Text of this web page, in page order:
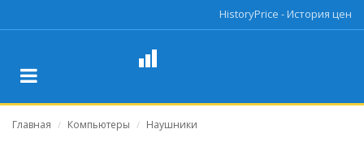
HistoryPrice - История цен
Главная / Компьютеры / Наушники